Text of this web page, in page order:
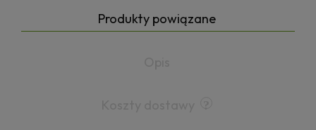
Produkty powiązane